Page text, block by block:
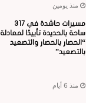
منذ يومين
مسيرات حاشدة في 317
ساحة بالحديدة تأييدًا لمعادلة
“الحصار بالحصار والتصعيد
بالتصعيد”
منذ 6 أيام